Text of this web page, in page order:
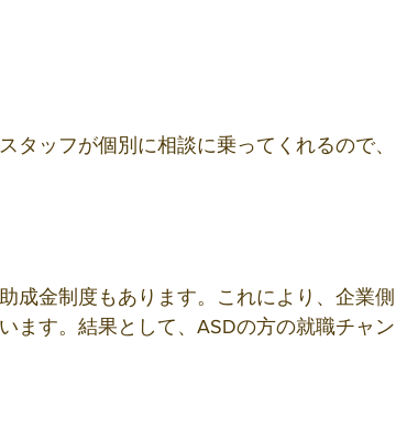
タッフが個別に相談に乗ってくれるので、
成金制度もあります。これにより、企業側
ます。結果として、ASDの方の就職チャン